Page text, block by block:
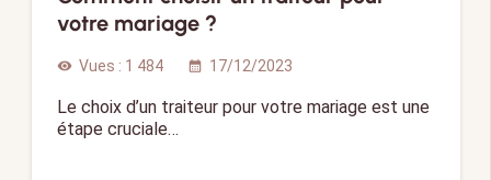
votre mariage ?
visibility Vues : 1 484 calendar_month 17/12/2023
Le choix d’un traiteur pour votre mariage est une
étape cruciale…